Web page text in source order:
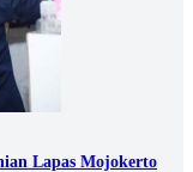
Lapas Mojokerto